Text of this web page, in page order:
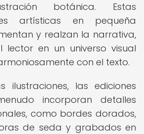
botánica. Estas
artísticas en pequeña
y realzan la narrativa,
lector en un universo visual
con el texto.
ilustraciones, las ediciones
incorporan detalles
como bordes dorados,
de seda y grabados en